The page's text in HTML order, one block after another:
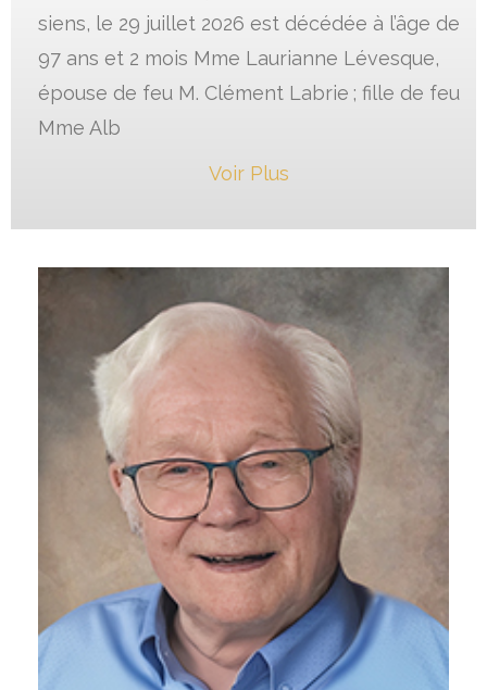
siens, le 29 juillet 2026 est décédée à l’âge de
97 ans et 2 mois Mme Laurianne Lévesque,
épouse de feu M. Clément Labrie ; fille de feu
Mme Alb
Voir Plus